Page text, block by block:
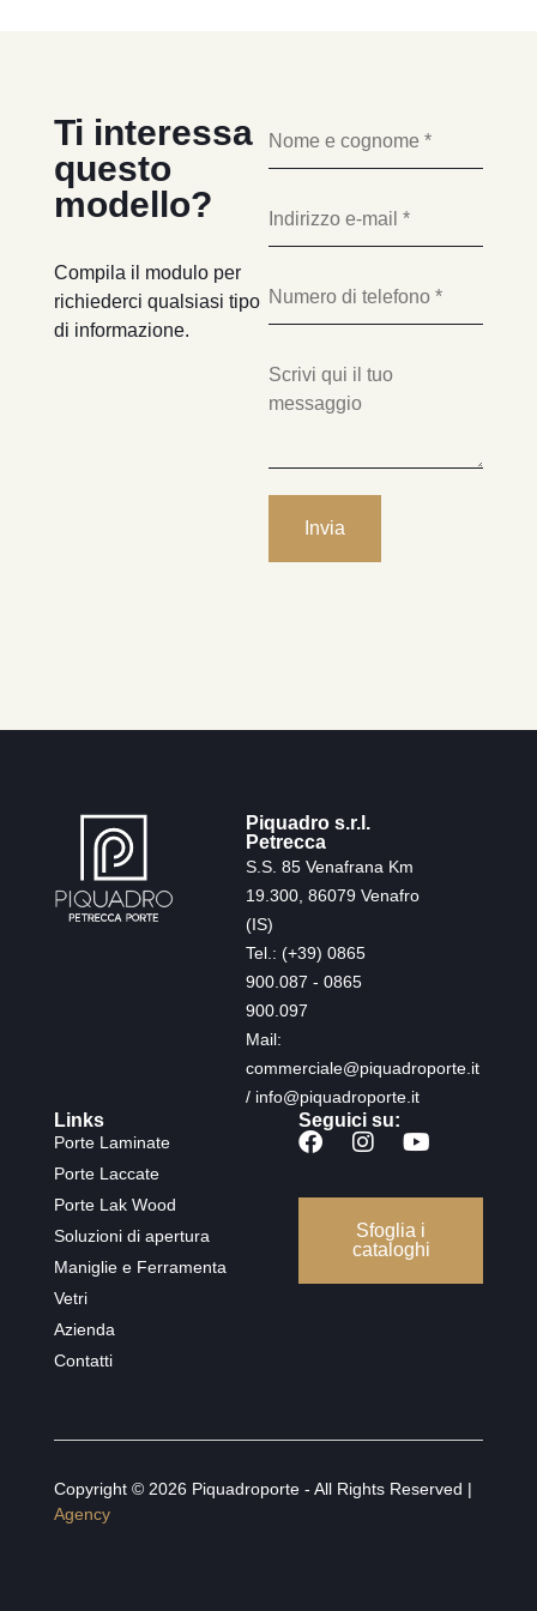
Ti interessa
questo
modello?
Compila il modulo per
richiederci qualsiasi tipo
di informazione.
Piquadro s.r.l.
Petrecca
S.S. 85 Venafrana Km
19.300, 86079 Venafro
(IS)
Tel.: (+39) 0865
900.087 - 0865
900.097
Mail:
commerciale@piquadroporte.it
/ info@piquadroporte.it
Links
Porte Laminate
Porte Laccate
Porte Lak Wood
Soluzioni di apertura
Maniglie e Ferramenta
Vetri
Azienda
Contatti
Seguici su:
Sfoglia i
cataloghi
Copyright © 2026 Piquadroporte - All Rights Reserved |
Agency